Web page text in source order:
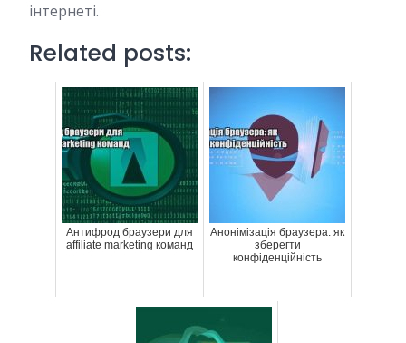
інтернеті.
Related posts:
Антифрод браузери для
affiliate marketing команд
Анонімізація браузера: як
зберегти
конфіденційність